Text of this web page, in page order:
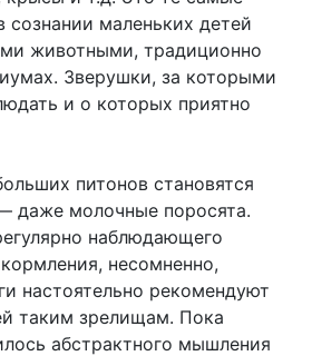
сознании маленьких детей
животными, традиционно
Зверушки, за которыми
и о которых приятно
питонов становятся
даже молочные поросята.
наблюдающего
несомненно,
настоятельно рекомендуют
таким зрелищам. Пока
абстрактного мышления